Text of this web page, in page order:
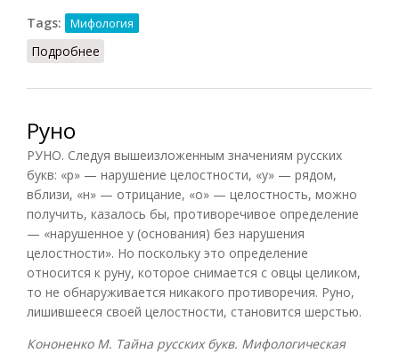
Tags:
Мифология
Подробнее
Руно
РУНО. Следуя вышеизложенным значениям русских
букв: «р» — нарушение целостности, «у» — рядом,
вблизи, «н» — отрицание, «о» — целостность, можно
получить, казалось бы, противоречивое определение
— «нарушенное у (основания) без нарушения
целостности». Но поскольку это определение
относится к руну, которое снимается с овцы целиком,
то не обнаруживается никакого противоречия. Руно,
лишившееся своей целостности, становится шерстью.
Кононенко М. Тайна русских букв. Мифологическая